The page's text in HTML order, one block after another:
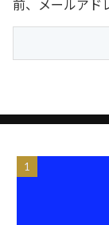
前、メールアド